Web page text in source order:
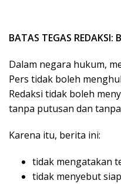
BATAS TEGAS REDAKSI:
Dalam negara hukum,
Pers tidak boleh
Redaksi tidak boleh
tanpa putusan dan
Karena itu, berita ini:
tidak mengatakan
tidak menyebut